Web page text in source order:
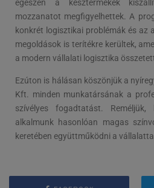
egészen a késztermékek
mozzanatot megfigyelhettek. A
konkrét logisztikai problémák és az
megoldások is terítékre kerültek,
a modern vállalati logisztika
Ezúton is hálásan köszönjük a
Kft. minden munkatársának a
szívélyes fogadtatást.
alkalmunk hasonlóan magas
keretében együttműködni a